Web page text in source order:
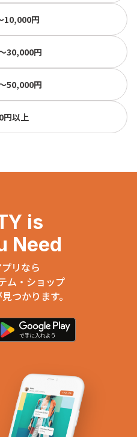
10,000円
30,000円
50,000円
円以上
is
Need
リなら
ム・ショップ
つかります。